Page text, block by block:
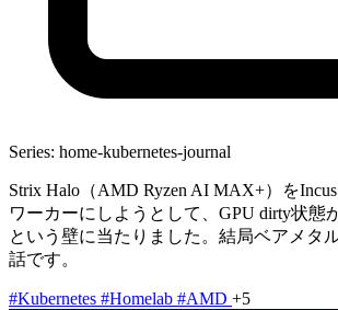
Series: home-kubernetes-journal
Strix Halo（AMD Ryzen AI MAX+）を
ワーカーにしようとして、GPU dirty状態
という壁に当たりました。結局ベアメタ
話です。
#Kubernetes #Homelab #AMD +5